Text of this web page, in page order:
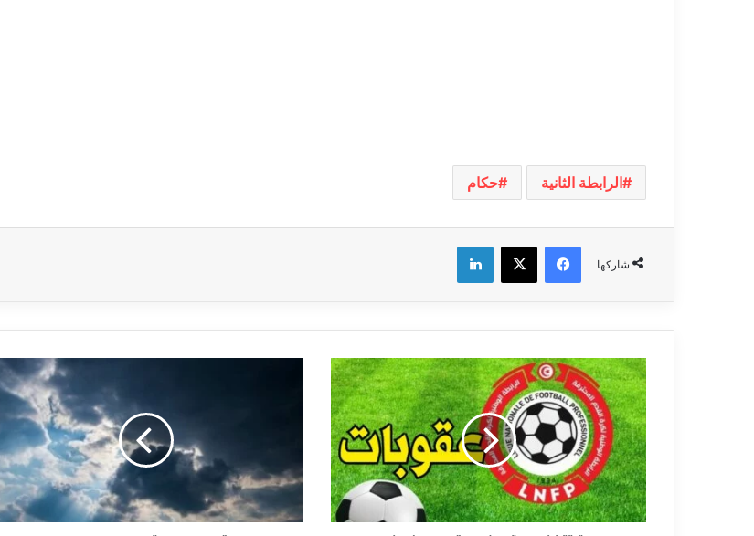
الرابطة الثانية حكام
شاركها
فيسبوك ‫X لينكدإن
الرابطة
تتخذ
جملة
من
العقوبات
ضد
نوادي
الرابطة
1